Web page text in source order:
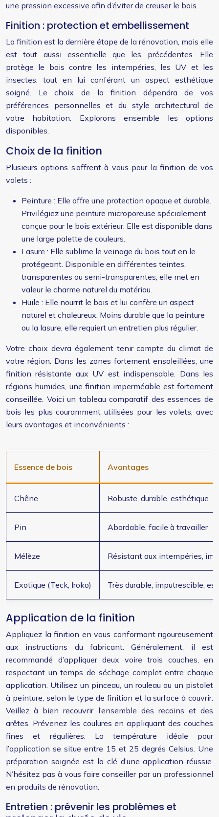
une pression excessive afin d’éviter de creuser le bois.
Finition : protection et embellissement
La finition est la dernière étape de la rénovation, mais elle
est tout aussi essentielle que les précédentes. Elle
protège le bois contre les intempéries, les UV et les
insectes, tout en lui conférant un aspect esthétique
soigné. Le choix de la finition dépendra de vos
préférences personnelles et du style architectural de
votre habitation. Explorons ensemble les options
disponibles.
Choix de la finition
Plusieurs options s’offrent à vous pour la finition de vos
volets :
Peinture : Elle offre une protection opaque et durable.
Privilégiez une peinture microporeuse spécialement
conçue pour le bois extérieur. Elle est disponible dans
une large palette de couleurs.
Lasure : Elle sublime le veinage du bois tout en le
protégeant. Disponible en différentes teintes,
transparentes ou semi-transparentes, elle met en
valeur le charme naturel du matériau.
Huile : Elle nourrit le bois et lui confère un aspect
naturel et chaleureux. Moins durable que la peinture
ou la lasure, elle requiert un entretien plus régulier.
Votre choix devra également tenir compte du climat de
votre région. Dans les zones fortement ensoleillées, une
finition résistante aux UV est indispensable. Dans les
régions humides, une finition imperméable est fortement
conseillée. Voici un tableau comparatif des essences de
bois les plus couramment utilisées pour les volets, avec
leurs avantages et inconvénients :
Essence de bois Avantages
Chêne Robuste, durable, esthétique
Pin Abordable, facile à travailler
Mélèze Résistant aux intempéries,
Exotique (Teck, Iroko) Très durable, imputrescible,
Application de la finition
Appliquez la finition en vous conformant rigoureusement
aux instructions du fabricant. Généralement, il est
recommandé d’appliquer deux voire trois couches, en
respectant un temps de séchage complet entre chaque
application. Utilisez un pinceau, un rouleau ou un pistolet
à peinture, selon le type de finition et la surface à couvrir.
Veillez à bien recouvrir l’ensemble des recoins et des
arêtes. Prévenez les coulures en appliquant des couches
fines et régulières. La température idéale pour
l’application se situe entre 15 et 25 degrés Celsius. Une
préparation soignée est la clé d’une application réussie.
N’hésitez pas à vous faire conseiller par un professionnel
en produits de rénovation.
Entretien : prévenir les problèmes et